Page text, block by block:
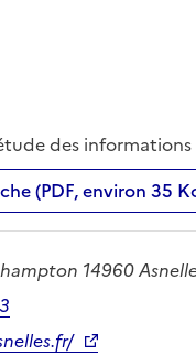
des informations
(PDF, environ 35
14960